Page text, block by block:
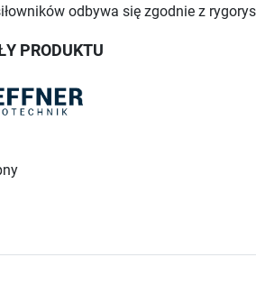
odbywa się zgodnie z
PRODUKTU